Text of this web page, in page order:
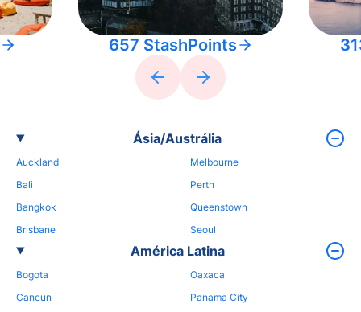
657 StashPoints
Ásia/Austrália
Auckland
Bali
Bangkok
Brisbane
Melbourne
Perth
Queenstown
Seoul
América Latina
Bogota
Cancun
Oaxaca
Panama City